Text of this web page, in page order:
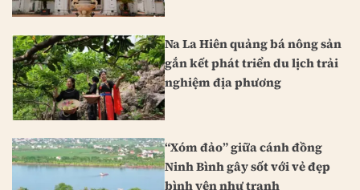
Na La Hiên quảng bá nông sản
gắn kết phát triển du lịch trải
nghiệm địa phương
“Xóm đảo” giữa cánh đồng
Ninh Bình gây sốt với vẻ đẹp
bình yên như tranh